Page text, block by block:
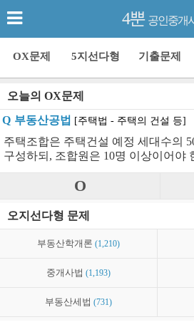
4뿐 공인중개
OX문제 5지선다형 기출문제
오늘의 OX문제
Q 부동산공법 [주택법 - 주택의 건설 등]
주택조합은 주택건설 예정 세대수의
구성하되, 조합원은 10명 이상이어야
O
오지선다형 문제
부동산학개론 (1,210)
중개사법 (1,193)
부동산세법 (731)